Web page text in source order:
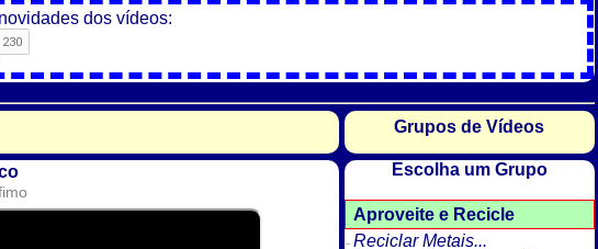
dos vídeos:
Grupos de Vídeos
Escolha um Grupo
Aproveite e Recicle
Reciclar Metais...